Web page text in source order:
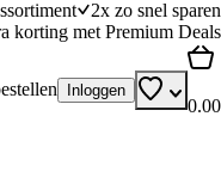
2x zo snel sparen
korting met Premium Deals
Inloggen
0.00